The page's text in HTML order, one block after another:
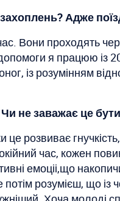
Адже
Вони проходять
я працюю із
із розумінням
не заважає це
розвиває
час, кожен
емоціі,що
розумієш, що